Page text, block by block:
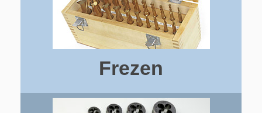
Frezen